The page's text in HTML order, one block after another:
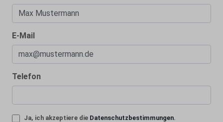
E-Mail
Telefon
Ja, ich akzeptiere die Datenschutzbestimmungen.